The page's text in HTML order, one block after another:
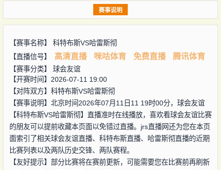
赛事说明
【赛事名称】 科特布斯VS哈雷斯彻
【直播信号】
高清直播 咪咕体育 免费直播 腾讯体育
【赛事分类】 球会友谊
【开赛时间】2026-07-11 19:00
【对阵双方】 科特布斯VS哈雷斯彻
【赛事说明】北京时间2026年07月11日11 19时00分，球会友谊
【科特布斯VS哈雷斯彻】直播准时在线播放，喜欢看球会友谊比赛
的朋友可以提前收藏本页面以免错过直播。jrs直播网还为您在本页
面索引了相关球会友谊直播、科特布斯直播、哈雷斯彻直播的近期
比赛列表以及两队历史交锋、两队赛程。
【友好提示】部分比赛将在赛前更新，可能需要您在比赛前再刷新